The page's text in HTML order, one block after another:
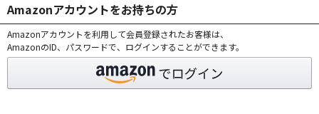
Amazonアカウントをお持ちの方
Amazonアカウントを利用して会員登録されたお客様は、
AmazonのID、パスワードで、ログインすることができます。